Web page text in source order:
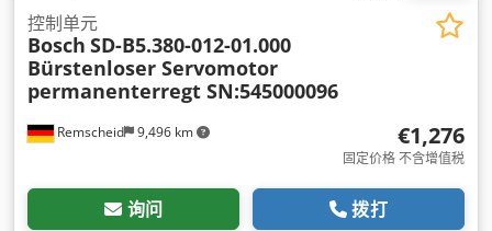
Remscheid 9,496 km
控制单元
Bosch SD-B5.380-012-01.000
Bürstenloser Servomotor
permanenterregt SN:545000096
€1,276
固定价格 不含增值税
询问 拨打